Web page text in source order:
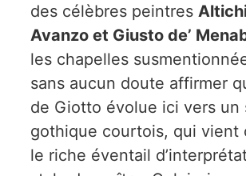
des célèbres peintres
Avanzo et Giusto de’
les chapelles
sans aucun doute affirmer
de Giotto évolue ici vers un
gothique courtois, qui vient
le riche éventail